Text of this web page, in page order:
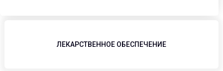
ЛЕКАРСТВЕННОЕ ОБЕСПЕЧЕНИЕ